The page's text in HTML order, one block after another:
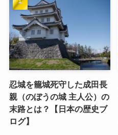
忍城を籠城死守した成田長
親（のぼうの城 主人公）の
末路とは？【日本の歴史ブ
ログ】